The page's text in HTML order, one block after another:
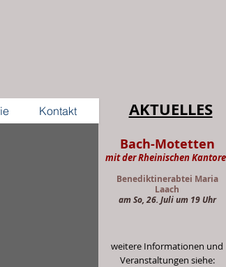
Kontakt AKTUELLES
Bach-Motetten
mit der Rheinischen
Benediktinerabtei Maria
Laach
am So, 26. Juli um 19 Uhr
weitere Informationen und
Veranstaltungen siehe: